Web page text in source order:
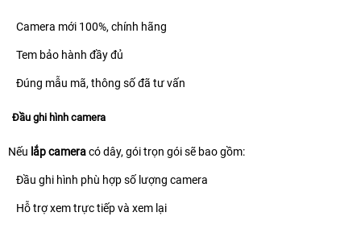
Camera mới 100%, chính hãng
Tem bảo hành đầy đủ
Đúng mẫu mã, thông số đã tư vấn
Đầu ghi hình camera
Nếu lắp cameracó dây, gói trọn gói sẽ bao gồm:
Đầu ghi hình phù hợp số lượng camera
Hỗ trợ xem trực tiếp và xem lại